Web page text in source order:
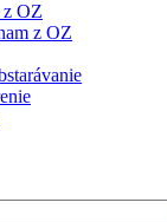
z OZ
z OZ